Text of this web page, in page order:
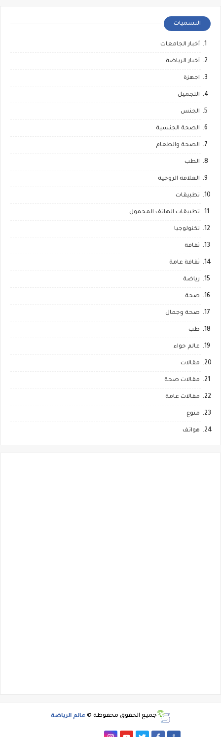
التسميات
أخبار الجامعات
أخبار الرياضة
اجهزة
التجميل
الجنس
الصحة الجنسية
الصحة والطعام
الطب
العلاقة الزوجية
تطبيقات
تطبيقات الهاتف المحمول
تكنولوجيا
ثقافة
ثقافة عامة
رياضة
صحة
صحة وجمال
طب
عالم حواء
مقالات
مقالات صحة
مقالات عامة
منوع
هواتف
جميع الحقوق محفوظة © عالم الرياضة